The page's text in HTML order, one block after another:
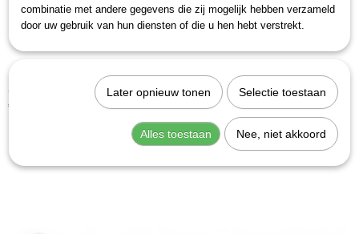
Gedore 7 XL 24 (6101270)
€ 25,78
combinatie met andere gegevens die zij mogelijk hebben verzameld
door uw gebruik van hun diensten of die u hen hebt verstrekt.
Later opnieuw tonen Selectie toestaan
Alles toestaan Nee, niet akkoord